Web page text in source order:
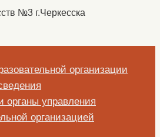
организации
органы управления
организацией